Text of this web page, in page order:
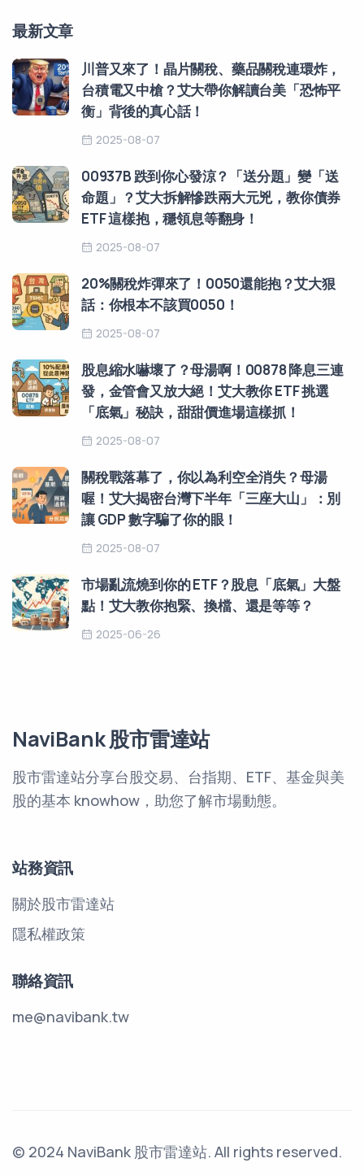
最新文章
川普又來了！晶片關稅、藥品關稅連環炸，
台積電又中槍？艾大帶你解讀台美「恐怖平
衡」背後的真心話！
2025-08-07
00937B 跌到你心發涼？「送分題」變「送
命題」？艾大拆解慘跌兩大元兇，教你債券
ETF 這樣抱，穩領息等翻身！
2025-08-07
20%關稅炸彈來了！0050還能抱？艾大狠
話：你根本不該買0050！
2025-08-07
股息縮水嚇壞了？母湯啊！00878 降息三連
發，金管會又放大絕！艾大教你 ETF 挑選
「底氣」秘訣，甜甜價進場這樣抓！
2025-08-07
關稅戰落幕了，你以為利空全消失？母湯
喔！艾大揭密台灣下半年「三座大山」：別
讓 GDP 數字騙了你的眼！
2025-08-07
市場亂流燒到你的 ETF？股息「底氣」大盤
點！艾大教你抱緊、換檔、還是等等？
2025-06-26
NaviBank 股市雷達站
股市雷達站分享台股交易、台指期、ETF、基金與美
股的基本 knowhow，助您了解市場動態。
站務資訊
關於股市雷達站
隱私權政策
聯絡資訊
me@navibank.tw
© 2024 NaviBank 股市雷達站. All rights reserved.